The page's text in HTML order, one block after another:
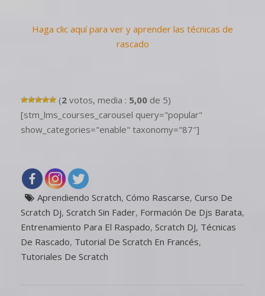
Haga clic aquí para ver y aprender las técnicas de
rascado
(2 votos, media : 5,00 de 5)
[stm_lms_courses_carousel query="popular"
show_categories="enable" taxonomy="87″]
Aprendiendo Scratch, Cómo Rascarse, Curso De
Scratch Dj, Scratch Sin Fader, Formación De Djs Barata,
Entrenamiento Para El Raspado, Scratch DJ, Técnicas
De Rascado, Tutorial De Scratch En Francés,
Tutoriales De Scratch